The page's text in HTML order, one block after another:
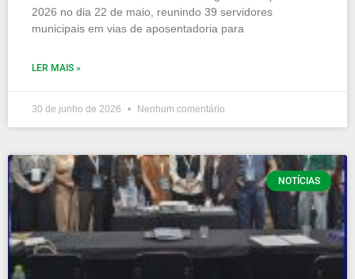
2026 no dia 22 de maio, reunindo 39 servidores
municipais em vias de aposentadoria para
LER MAIS »
30 de junho de 2026 Nenhum comentário
NOTÍCIAS